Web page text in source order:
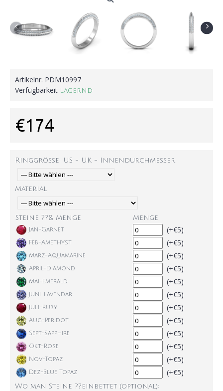
Artikelnr. PDM10997
Verfügbarkeit Lagernd
€174
Ringgröße: US - UK - Innendurchmesser
Material
Steine ??& Menge Menge
Jan-Garnet (+€5)
Feb-Amethyst (+€5)
März-Aquamarine (+€5)
April-Diamond (+€5)
Mai-Emerald (+€5)
Juni-Lavendar (+€5)
Juli-Ruby (+€5)
Aug-Peridot (+€5)
Sept-Sapphire (+€5)
Okt-Rose (+€5)
Nov-Topaz (+€5)
Dez-Blue Topaz (+€5)
Wo man Steine ??einbettet (optional):